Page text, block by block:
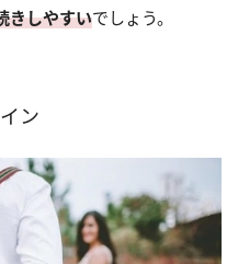
きしやすいでしょう。
ン